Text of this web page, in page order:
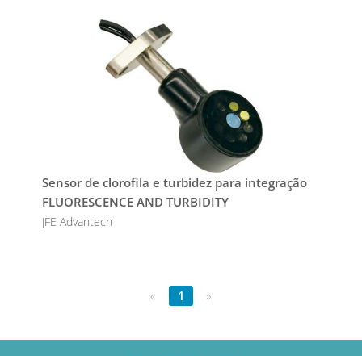
Sensor de clorofila e turbidez para integração
FLUORESCENCE AND TURBIDITY
JFE Advantech
« 1 »